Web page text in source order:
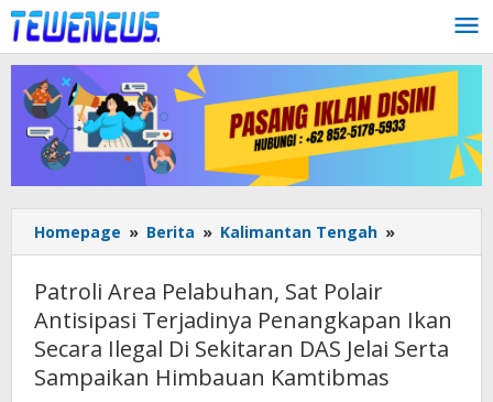
Lewati
ke
konten
Homepage » Berita » Kalimantan Tengah »
Area
Polair
Antisipasi
Patroli Area Pelabuhan, Sat Polair
Antisipasi Terjadinya Penangkapan Ikan
Secara Ilegal Di Sekitaran DAS Jelai Serta
Sampaikan Himbauan Kamtibmas